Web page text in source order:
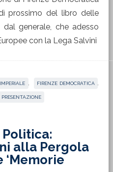
prossimo del libro delle
generale, che adesso
con la Lega Salvini
FIRENZE DEMOCRATICA
PRESENTAZIONE
Politica:
alla Pergola
‘Memorie